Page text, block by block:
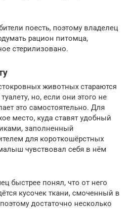
поесть, поэтому владелец
рацион питомца,
стерилизовано.
животных стараются
но, если они этого не
это самостоятельно. Для
место, куда ставят удобный
заполненный
для короткошёрстных
чувствовал себя в нём
быстрее понял, что от него
кусочек ткани, смоченный в
достаточно несколько